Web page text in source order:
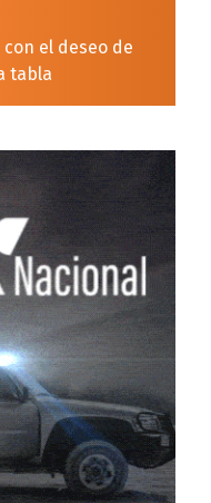
el deseo de
tabla